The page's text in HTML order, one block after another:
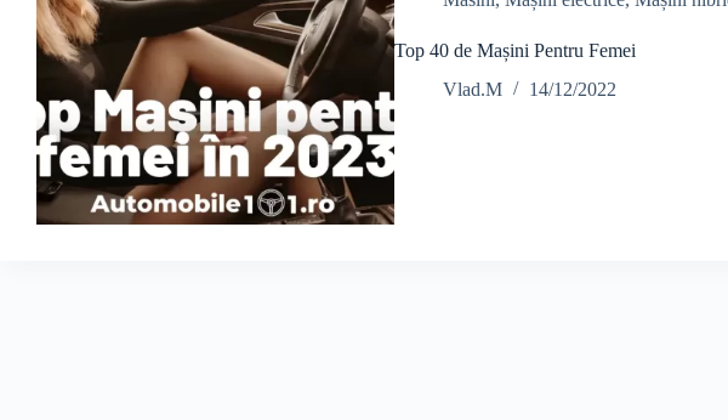
Top 40 de Mașini Pentru Femei
Vlad.M
14/12/2022